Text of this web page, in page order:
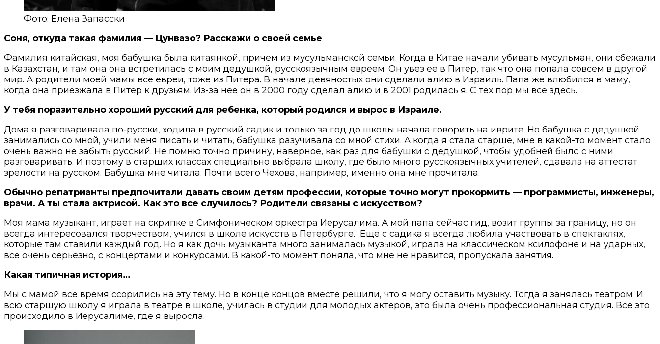
Фото: Елена Запасски
Соня, откуда такая фамилия — Цунвазо? Расскажи о своей семье
Фамилия китайская, моя бабушка была китаянкой, причем из мусульманской семьи. Когда в Китае начали убивать мусульман, они сбежали
в Казахстан, и там она она встретилась с моим дедушкой, русскоязычным евреем. Он увез ее в Питер, так что она попала совсем в другой
мир. А родители моей мамы все евреи, тоже из Питера. В начале девяностых они сделали алию в Израиль. Папа же влюбился в маму,
когда она приезжала в Питер к друзьям. Из-за нее он в 2000 году сделал алию и в 2001 родилась я. С тех пор мы все здесь.
У тебя поразительно хороший русский для ребенка, который родился и вырос в Израиле.
Дома я разговаривала по-русски, ходила в русский садик и только за год до школы начала говорить на иврите. Но бабушка с дедушкой
занимались со мной, учили меня писать и читать, бабушка разучивала со мной стихи. А когда я стала старше, мне в какой-то момент стало
очень важно не забыть русский. Не помню точно причину, наверное, как раз для бабушки с дедушкой, чтобы удобней было с ними
разговаривать. И поэтому в старших классах специально выбрала школу, где было много русскоязычных учителей, сдавала на аттестат
зрелости на русском. Бабушка мне читала. Почти всего Чехова, например, именно она мне прочитала.
Обычно репатрианты предпочитали давать своим детям профессии, которые точно могут прокормить — программисты, инженеры,
врачи. А ты стала актрисой. Как это все случилось? Родители связаны с искусством?
Моя мама музыкант, играет на скрипке в Симфоническом оркестра Иерусалима. А мой папа сейчас гид, возит группы за границу, но он
всегда интересовался творчеством, учился в школе искусств в Петербурге. Еще с садика я всегда любила участвовать в спектаклях,
которые там ставили каждый год. Но я как дочь музыканта много занималась музыкой, играла на классическом ксилофоне и на ударных,
все очень серьезно, с концертами и конкурсами. В какой-то момент поняла, что мне не нравится, пропускала занятия.
Какая типичная история…
Мы с мамой все время ссорились на эту тему. Но в конце концов вместе решили, что я могу оставить музыку. Тогда я занялась театром. И
всю старшую школу я играла в театре в школе, училась в студии для молодых актеров, это была очень профессиональная студия. Все это
происходило в Иерусалиме, где я выросла.